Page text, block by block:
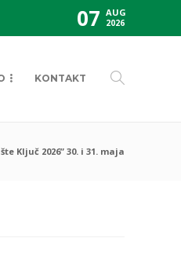
07 AUG
2026
KONTAKT
Ključ 2026” 30. i 31. maja